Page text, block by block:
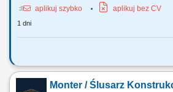
aplikuj szybko
aplikuj bez CV
1 dni
Zakres obowiązków: montaż i demontaż
przemysłowych; montaż nowych instalacji
konserwacja oraz naprawa maszyn i
Monter / Ślusarz